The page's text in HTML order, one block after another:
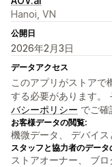
Hanoi, VN
公開日
2026年2月3日
データアクセス
このアプリがストアで
する必要があります。
バシーポリシー でご確
お客様データの閲覧:
機微データ、 デバイ
スタッフと協力者のデータ
ストアオーナー、 ブ